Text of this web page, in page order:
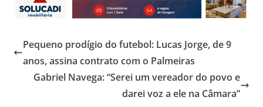
Pequeno prodígio do futebol: Lucas Jorge, de 9
anos, assina contrato com o Palmeiras
Gabriel Navega: “Serei um vereador do povo e
darei voz a ele na Câmara”